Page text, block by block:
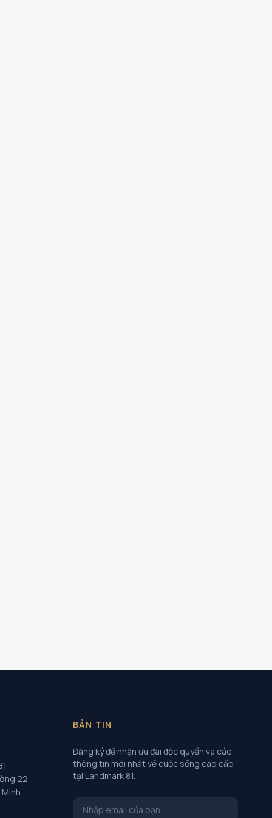
22
Minh
BẢN TIN
Đăng ký để nhận ưu đãi độc quyền và các
thông tin mới nhất về cuộc sống cao cấp
tại Landmark 81.